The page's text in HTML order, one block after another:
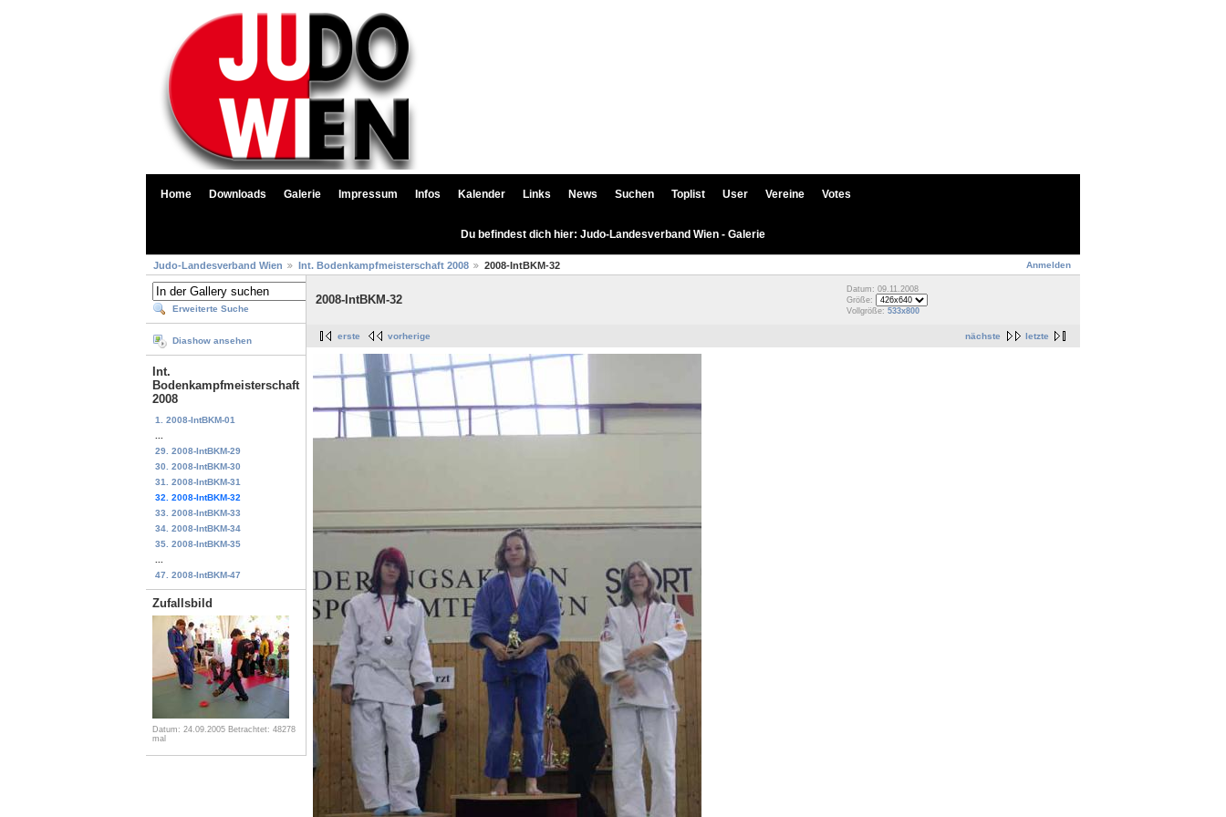
Home Downloads Galerie Impressum Infos Kalender Links News Suchen Toplist User Vereine Votes
Du befindest dich hier: Judo-Landesverband Wien - Galerie
Anmelden
Judo-Landesverband Wien Int. Bodenkampfmeisterschaft 2008 2008-IntBKM-32
Erweiterte Suche
Diashow ansehen
Int.
Bodenkampfmeisterschaft
2008
1. 2008-IntBKM-01
29. 2008-IntBKM-29
30. 2008-IntBKM-30
31. 2008-IntBKM-31
32. 2008-IntBKM-32
33. 2008-IntBKM-33
34. 2008-IntBKM-34
35. 2008-IntBKM-35
47. 2008-IntBKM-47
Zufallsbild
Datum: 24.09.2005 Betrachtet: 48278
mal
2008-IntBKM-32
Datum: 09.11.2008
Größe:
Vollgröße: 533x800
nächste letzte
erste vorherige